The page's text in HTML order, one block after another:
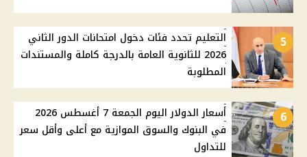
5
التعليم تحدد فئات دخول امتحانات الدور الثاني
2026 للثانوية العامة بالدرجة كاملة والمستندات
المطلوبة
6
أسعار الدولار اليوم الجمعة 7 أغسطس 2026
في البنوك والسوق الموازية مع أعلى وأقل سعر
للتداول